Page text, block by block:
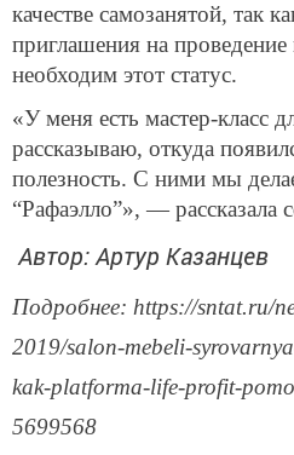
качестве самозанятой, так
приглашения на проведение
необходим этот статус.
«У меня есть мастер-класс
рассказываю, откуда
полезность. С ними мы
“Рафаэлло”», — рассказала
Автор: Артур Казанцев
Подробнее: https://sntat.ru/
2019/salon-mebeli-
kak-platforma-life-profit-
5699568